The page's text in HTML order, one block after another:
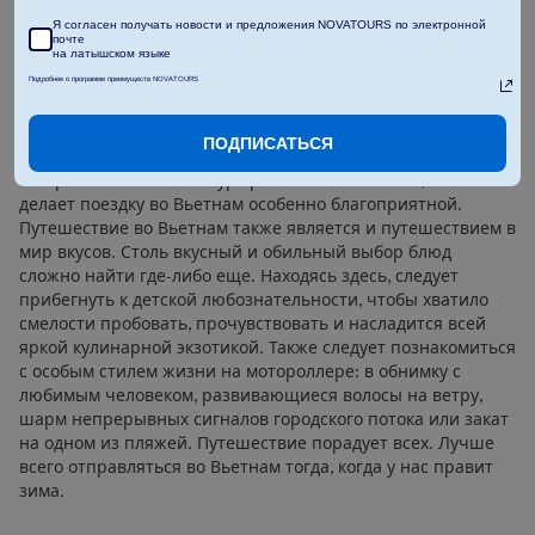
нумерологии все эти слова обозначаются буквой «S»,
делает поездку во Вьетнам особенно благоприятной.
Путешествие во Вьетнам также является и путешествием в
мир вкусов. Столь вкусный и обильный выбор блюд
сложно найти где-либо еще. Находясь здесь, следует
прибегнуть к детской любознательности, чтобы хватило
смелости пробовать, прочувствовать и насладится всей
яркой кулинарной экзотикой. Также следует познакомиться
с особым стилем жизни на мотороллере: в обнимку с
любимым человеком, развивающиеся волосы на ветру,
шарм непрерывных сигналов городского потока или закат
на одном из пляжей. Путешествие порадует всех. Лучше
всего отправляться во Вьетнам тогда, когда у нас правит
зима.
Я согласен получать новости и предложения NOVATOURS по электронной
почте
на латышском языке
Подробнее о программе преимуществ NOVATOURS
ПОДПИСАТЬСЯ